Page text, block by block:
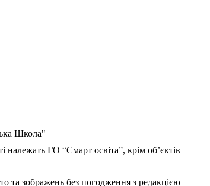
Школа"
належать ГО “Смарт освіта”, крім об’єктів
та зображень без погодження з редакцією